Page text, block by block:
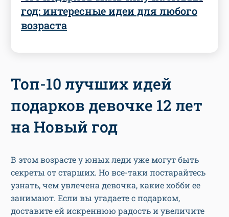
год: интересные идеи для любого
возраста
Топ-10 лучших идей
подарков девочке 12 лет
на Новый год
В этом возрасте у юных леди уже могут быть
секреты от старших. Но все-таки постарайтесь
узнать, чем увлечена девочка, какие хобби ее
занимают. Если вы угадаете с подарком,
доставите ей искреннюю радость и увеличите